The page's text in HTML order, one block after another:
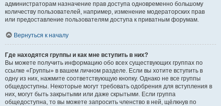
администраторам назначение прав доступа одновременно большому
количеству пользователей, например, изменение модераторских прав
или предоставление пользователям доступа к приватным форумам.
Вернуться к началу
Где находятся группы и как мне вступить в них?
Вы можете получить информацию обо всех существующих группах по
ссылке «Группы» в вашем личном разделе. Если вы хотите вступить в
одну из них, нажмите соответствующую кнопку. Однако не все группы
общедоступны. Некоторые могут требовать одобрения для вступления в
них, могут быть закрытыми или даже скрытыми. Если группа
общедоступна, то вы можете запросить членство в ней, щёлкнув по